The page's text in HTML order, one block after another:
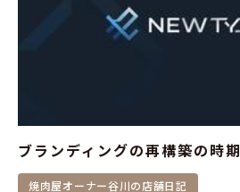
ブランディングの再構築の時期
焼肉屋オーナー谷川の店舗日記